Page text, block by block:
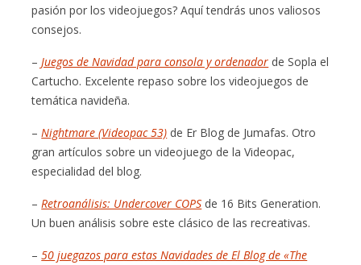
pasión por los videojuegos? Aquí tendrás unos valiosos
consejos.
– Juegos de Navidad para consola y ordenador de Sopla el
Cartucho. Excelente repaso sobre los videojuegos de
temática navideña.
–Nightmare (Videopac 53) de Er Blog de Jumafas. Otro
gran artículos sobre un videojuego de la Videopac,
especialidad del blog.
– Retroanálisis: Undercover COPS de 16 Bits Generation.
Un buen análisis sobre este clásico de las recreativas.
–50 juegazos para estas Navidades de El Blog de «The